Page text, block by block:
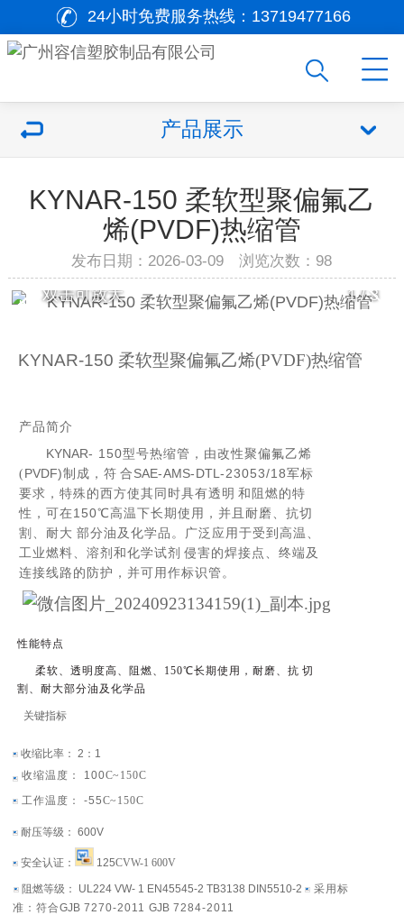
24小时免费服务热线： 13719477166
产品展示
KYNAR-150 柔软型聚偏氟乙
烯(PVDF)热缩管
发布日期：2026-03-09 浏览次数：98
1/3
双击可放大
KYNAR-150 柔软型聚偏氟乙烯(PVDF)热缩管
产品简介
KYNAR- 150型号热缩管，由改性聚偏氟乙烯
( PVDF)制成，符 合 SAE-AMS-DTL-23053/18军标
要求，特殊的西方使其同时具有透 明 和 阻燃的特
性，可在150℃高温下长期使用，并且耐磨、抗切
割、耐大 部分油及化学品。广泛应用于受到高温、
工业燃料、溶剂和化学试剂 侵害的焊接点、终端及
连接线路的防护，并可用作标识管。
性能特点
柔软、透明度高、阻燃、 150℃长期使用，耐磨、抗 切
割、耐大部分油及化学品
关键指标
收缩比率： 2 ： 1
收缩温度：
100C~150C
工作温度：
-55C~150C
耐压等级： 600V
安全认证： 125CVW-1 600V
阻燃等级： UL224VW- 1 EN45545-2TB3138 DIN5510-2 采用标
准：符合GJB 7270-2011GJB 7284-2011